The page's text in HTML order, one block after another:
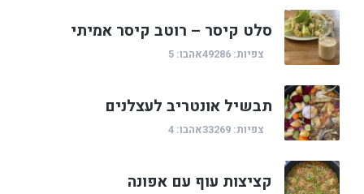
סלט קיסר – רוטב קיסר אמיתי
צפיות: 49286 אהבו: 5
תבשיל אונטריב לעצלנים
צפיות: 33269 אהבו: 4
קציצות עוף עם אפונה